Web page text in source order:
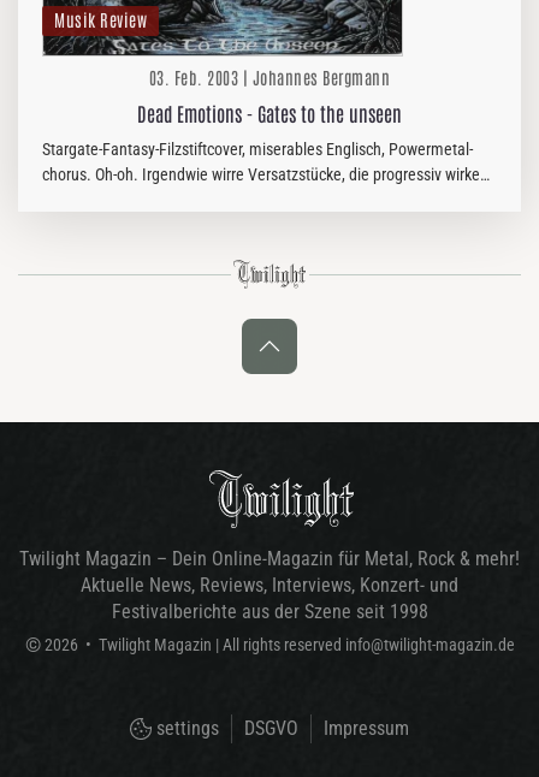
Musik Review
03. Feb. 2003 | Johannes Bergmann
Dead Emotions - Gates to the unseen
Stargate-Fantasy-Filzstiftcover, miserables Englisch, Powermetal-
chorus. Oh-oh. Irgendwie wirre Versatzstücke, die progressiv wirken
Twilight Magazin – Dein Online-Magazin für Metal, Rock & mehr!
Aktuelle News, Reviews, Interviews, Konzert- und
Festivalberichte aus der Szene seit 1998
© 2026 • Twilight Magazin | All rights reserved info@twilight-magazin.de
settings DSGVO Impressum